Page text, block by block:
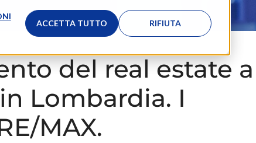
ACCETTA TUTTO RIFIUTA
del real estate a
Lombardia. I
MAX.